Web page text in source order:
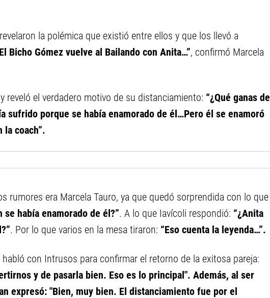
la polémica que existió entre ellos y que los llevó a
Bicho Gómez vuelve al Bailando con Anita…”, confirmó Marcela
reveló el verdadero motivo de su distanciamiento: “¿Qué ganas de
sufrido porque se había enamorado de él…Pero él se enamoró
la coach”.
rumores era Marcela Tauro, ya que quedó sorprendida con lo que
se había enamorado de él?”. A lo que Iavícoli respondió: “¿Anita
. Por lo que varios en la mesa tiraron: “Eso cuenta la leyenda…”.
habló con Intrusos para confirmar el retorno de la exitosa pareja:
y de pasarla bien. Eso es lo principal". Además, al ser
expresó: "Bien, muy bien. El distanciamiento fue por el